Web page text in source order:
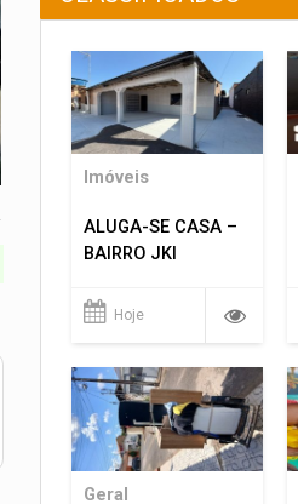
Imóveis
ALUGA-SE CASA –
BAIRRO JKI
Hoje
Geral